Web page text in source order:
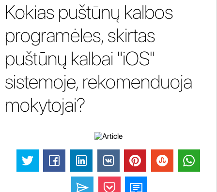
Kokias puštūnų kalbos
programėles, skirtas
puštūnų kalbai "iOS"
sistemoje, rekomenduoja
mokytojai?